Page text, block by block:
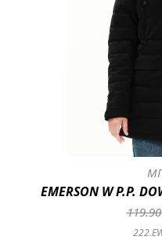
EMERSON W P.P.